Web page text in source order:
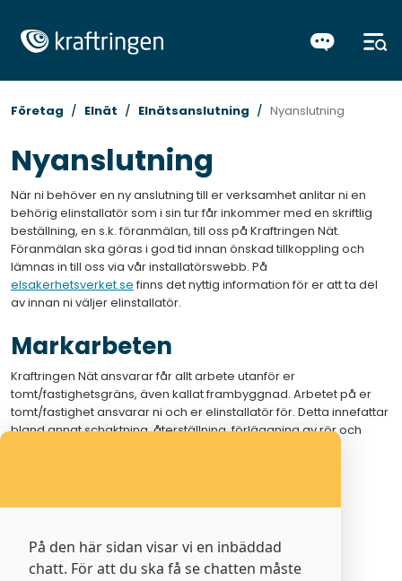
Företag Elnät Elnätsanslutning Nyanslutning
Nyanslutning
När ni behöver en ny anslutning till er verksamhet anlitar ni en
behörig elinstallatör som i sin tur får inkommer med en skriftlig
beställning, en s.k. föranmälan, till oss på Kraftringen Nät.
Föranmälan ska göras i god tid innan önskad tillkoppling och
lämnas in till oss via vår installatörswebb. På
elsakerhetsverket.se finns det nyttig information för er att ta del
av innan ni väljer elinstallatör.
Markarbeten
Kraftringen Nät ansvarar får allt arbete utanför er
tomt/fastighetsgräns, även kallat frambyggnad. Arbetet på er
tomt/fastighet ansvarar ni och er elinstallatör för. Detta innefattar
bland annat schaktning, återställning, förläggning av rör och
ledningskollen.se .
På den här sidan visar vi en inbäddad
chatt. För att du ska få se chatten måste